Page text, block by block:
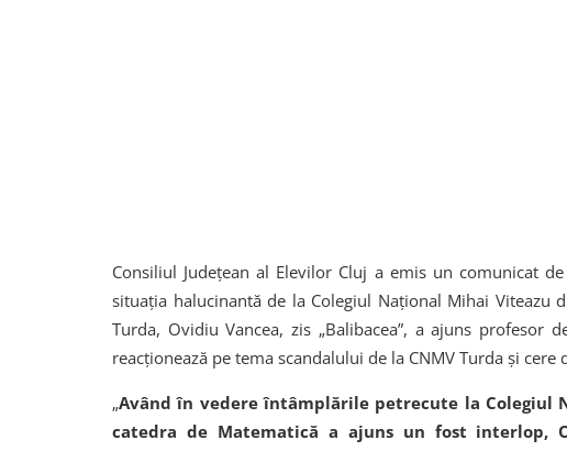
Consiliul Județean al Elevilor Cluj a emis un comunicat
situația halucinantă de la Colegiul Național Mihai
Turda, Ovidiu Vancea, zis „Balibacea”, a ajuns profesor
reacționează pe tema scandalului de la CNMV Turda și
„Având în vedere întâmplările petrecute la Colegiul
catedra de Matematică a ajuns un fost interlop,